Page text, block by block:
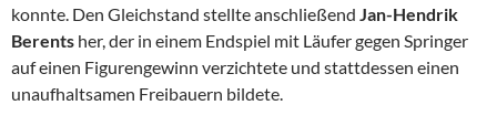
konnte. Den Gleichstand stellte anschließend Jan-Hendrik
Berents her, der in einem Endspiel mit Läufer gegen Springer
auf einen Figurengewinn verzichtete und stattdessen einen
unaufhaltsamen Freibauern bildete.